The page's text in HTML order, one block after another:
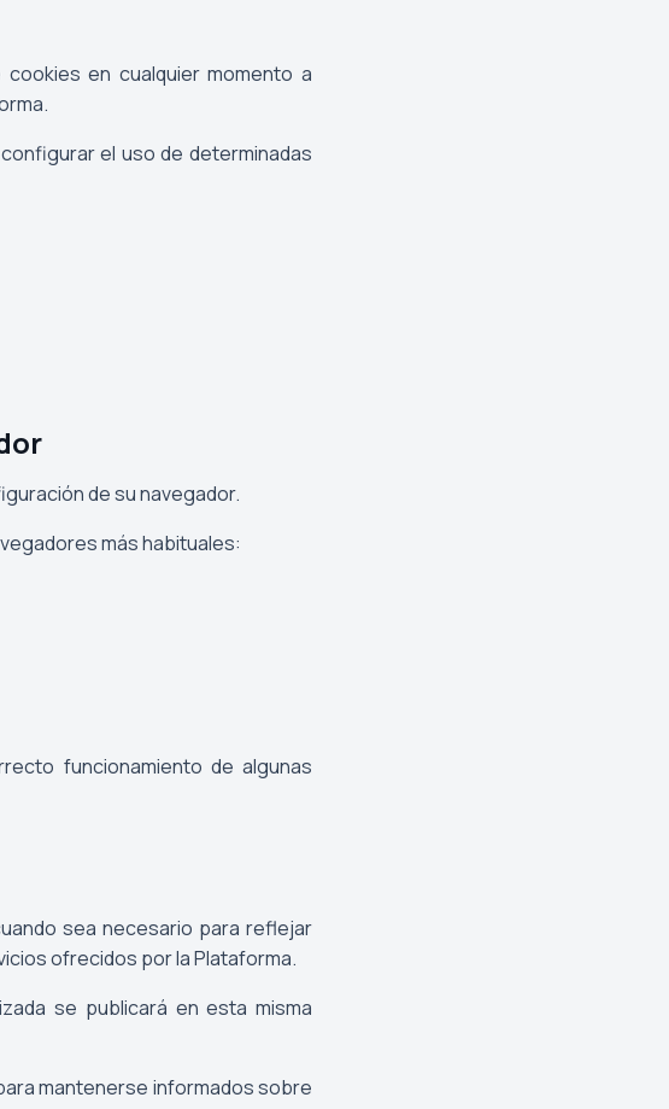
en cualquier momento a
el uso de determinadas
de su navegador.
más habituales:
funcionamiento de algunas
sea necesario para reflejar
ofrecidos por la Plataforma.
se publicará en esta misma
mantenerse informados sobre